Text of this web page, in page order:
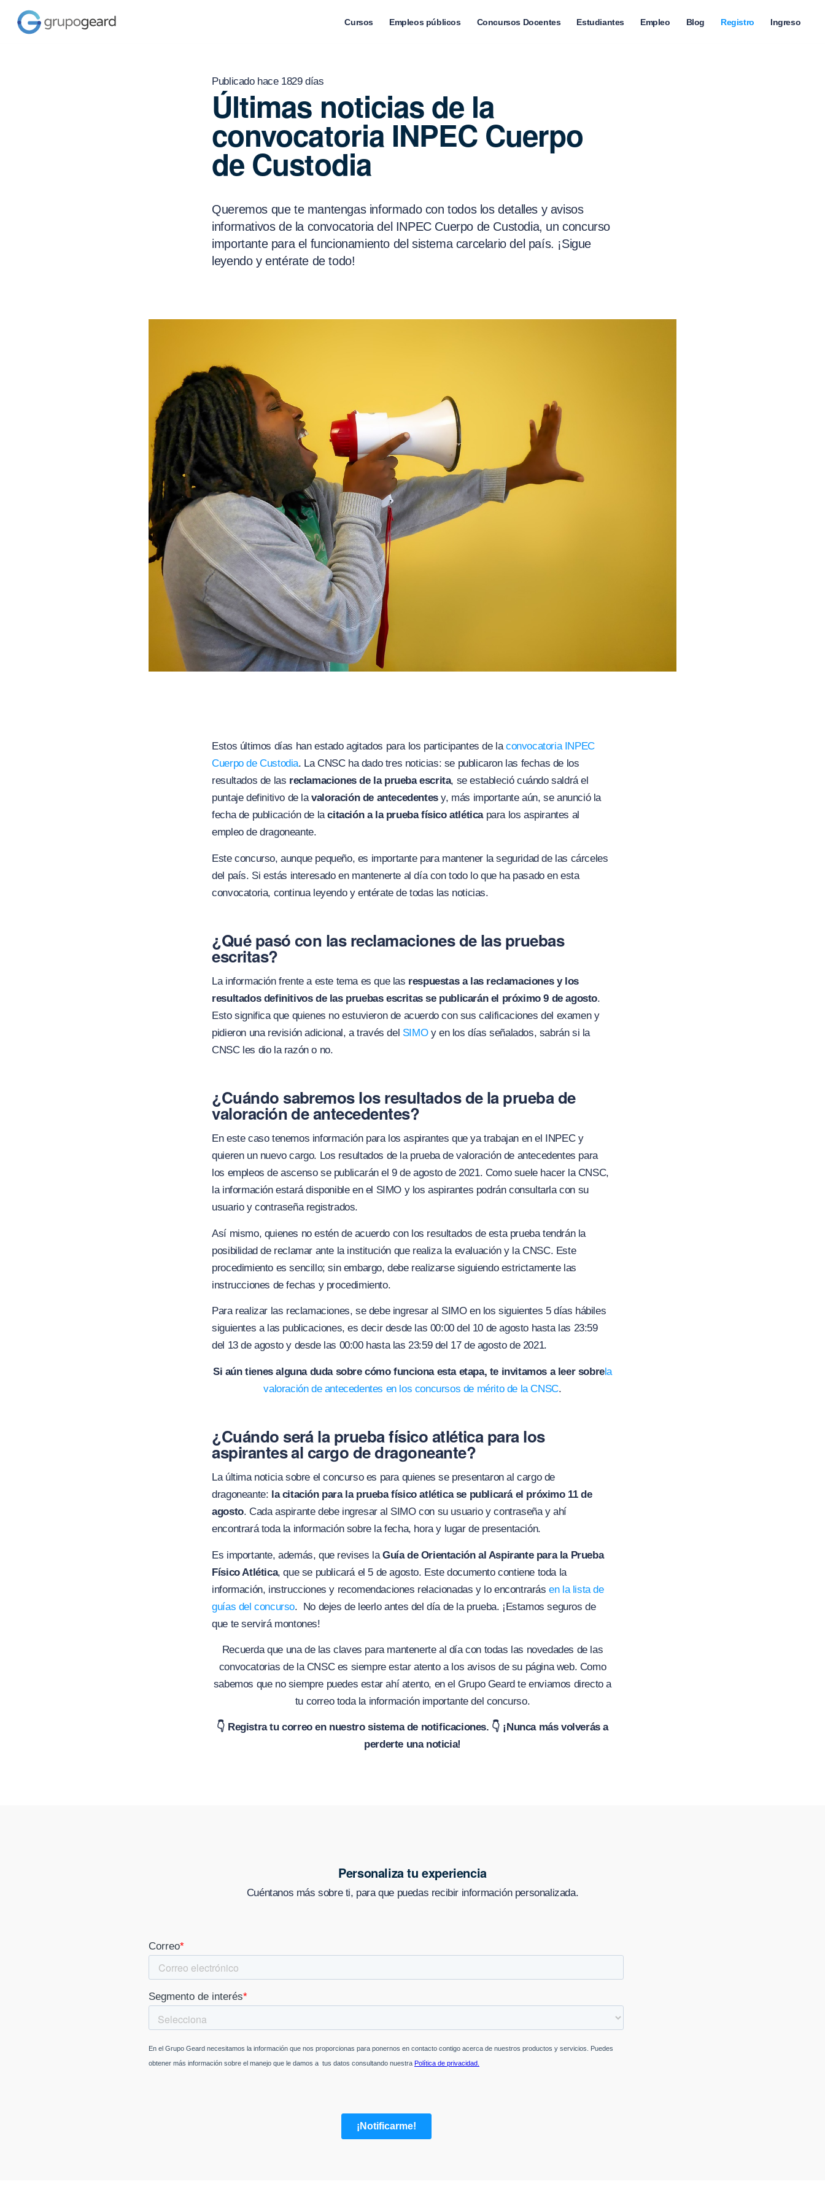
Cursos Empleos públicos Concursos Docentes Estudiantes Empleo Blog Registro Ingreso
Publicado hace 1829 días
Últimas noticias de la
convocatoria INPEC Cuerpo
de Custodia
Queremos que te mantengas informado con todos los detalles y avisos
informativos de la convocatoria del INPEC Cuerpo de Custodia, un concurso
importante para el funcionamiento del sistema carcelario del país. ¡Sigue
leyendo y entérate de todo!
Estos últimos días han estado agitados para los participantes de laconvocatoria INPEC
Cuerpo de Custodia. La CNSC ha dado tres noticias: se publicaron las fechas de los
resultados de las reclamaciones de la prueba escrita, se estableció cuándo saldrá el
puntaje definitivo de lavaloración de antecedentesy, más importante aún, se anunció la
fecha de publicación de lacitación a la prueba físico atléticapara los aspirantes al
empleo de dragoneante.
Este concurso, aunque pequeño, es importante para mantener la seguridad de las cárceles
del país. Si estás interesado en mantenerte al día con todo lo que ha pasado en esta
convocatoria, continua leyendo y entérate de todas las noticias.
¿Qué pasó con las reclamaciones de las pruebas
escritas?
La información frente a este tema es que las respuestas a las reclamaciones y los
resultados definitivos de las pruebas escritas se publicarán el próximo 9 de agosto.
Esto significa que quienes no estuvieron de acuerdo con sus calificaciones del examen y
pidieron una revisión adicional, a través del SIMO y en los días señalados, sabrán si la
CNSC les dio la razón o no.
¿Cuándo sabremos los resultados de la prueba de
valoración de antecedentes?
En este caso tenemos información para los aspirantes que ya trabajan en el INPEC y
quieren un nuevo cargo. Los resultados de la prueba de valoración de antecedentes para
los empleos de ascenso se publicarán el 9 de agosto de 2021. Como suele hacer la CNSC,
la información estará disponible en el SIMO y los aspirantes podrán consultarla con su
usuario y contraseña registrados.
Así mismo, quienes no estén de acuerdo con los resultados de esta prueba tendrán la
posibilidad de reclamar ante la institución que realiza la evaluación y la CNSC. Este
procedimiento es sencillo; sin embargo, debe realizarse siguiendo estrictamente las
instrucciones de fechas y procedimiento.
Para realizar las reclamaciones, se debe ingresar al SIMO en los siguientes 5 días hábiles
siguientes a las publicaciones, es decir desde las 00:00 del 10 de agosto hasta las 23:59
del 13 de agosto y desde las 00:00 hasta las 23:59 del 17 de agosto de 2021.
Si aún tienes alguna duda sobre cómo funciona esta etapa, te invitamos a leer sobrela
valoración de antecedentes en los concursos de mérito de la CNSC.
¿Cuándo será la prueba físico atlética para los
aspirantes al cargo de dragoneante?
La última noticia sobre el concurso es para quienes se presentaron al cargo de
dragoneante: la citación para la prueba físico atlética se publicará el próximo 11 de
agosto. Cada aspirante debe ingresar al SIMO con su usuario y contraseña y ahí
encontrará toda la información sobre la fecha, hora y lugar de presentación.
Es importante, además, que revises la Guía de Orientación al Aspirante para la Prueba
Físico Atlética, que se publicará el 5 de agosto. Este documento contiene toda la
información, instrucciones y recomendaciones relacionadas y lo encontrarásen la lista de
guías del concurso. No dejes de leerlo antes del día de la prueba. ¡Estamos seguros de
que te servirá montones!
Recuerda que una de las claves para mantenerte al día con todas las novedades de las
convocatorias de la CNSC es siempre estar atento a los avisos de su página web. Como
sabemos que no siempre puedes estar ahí atento, en el Grupo Geard te enviamos directo a
tu correo toda la información importante del concurso.
👇 Registra tu correo en nuestro sistema de notificaciones. 👇 ¡Nunca más volverás a
perderte una noticia!
Personaliza tu experiencia
Cuéntanos más sobre ti, para que puedas recibir información personalizada.